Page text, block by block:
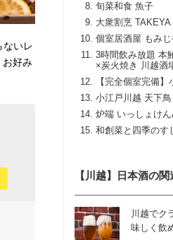
旬菜和食 魚子
大衆割烹 TAKEYA
個室居酒屋 もみ
3時間飲み放題 本
×炭火焼き 川越酒
【完全個室完備
小江戸川越 天下鳥
炉端 いっしょけ
和創菜と四季のす
ないレ
お好み
【川越】日本酒の
川越でク
味しく飲